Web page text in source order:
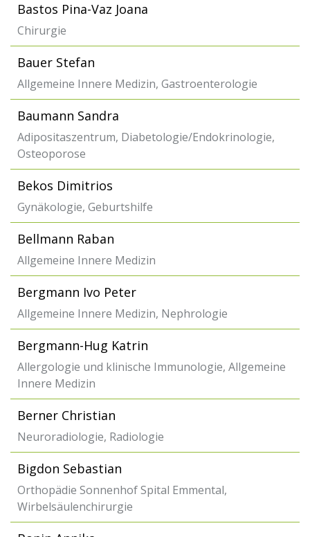
Bastos Pina-Vaz Joana
Chirurgie
Bauer Stefan
Allgemeine Innere Medizin, Gastroenterologie
Baumann Sandra
Adipositaszentrum, Diabetologie/Endokrinologie,
Osteoporose
Bekos Dimitrios
Gynäkologie, Geburtshilfe
Bellmann Raban
Allgemeine Innere Medizin
Bergmann Ivo Peter
Allgemeine Innere Medizin, Nephrologie
Bergmann-Hug Katrin
Allergologie und klinische Immunologie, Allgemeine
Innere Medizin
Berner Christian
Neuroradiologie, Radiologie
Bigdon Sebastian
Orthopädie Sonnenhof Spital Emmental,
Wirbelsäulenchirurgie